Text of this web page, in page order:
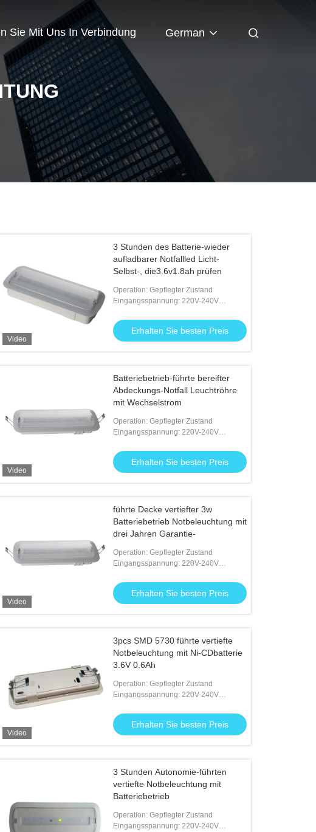
Sie Mit Uns In Verbindung German
Video
3 Stunden des Batterie-wieder
aufladbarer Notfallled Licht-
Selbst-, die3.6v1.8ah prüfen
Operation: Gepflegter Zustand
Eingangsspannung: 220V-240V
Erhalten Sie besten Preis
Video
Batteriebetrieb-führte bereifter
Abdeckungs-Notfall Leuchtröhre
mit Wechselstrom
Operation: Gepflegter Zustand
Eingangsspannung: 220V-240V
Erhalten Sie besten Preis
Video
führte Decke vertiefter 3w
Batteriebetrieb Notbeleuchtung mit
drei Jahren Garantie-
Operation: Gepflegter Zustand
Eingangsspannung: 220V-240V
Erhalten Sie besten Preis
Video
3pcs SMD 5730 führte vertiefte
Notbeleuchtung mit Ni-CDbatterie
3.6V 0.6Ah
Operation: Gepflegter Zustand
Eingangsspannung: 220V-240V
Erhalten Sie besten Preis
3 Stunden Autonomie-führten
vertiefte Notbeleuchtung mit
Batteriebetrieb
Operation: Gepflegter Zustand
Eingangsspannung: 220V-240V